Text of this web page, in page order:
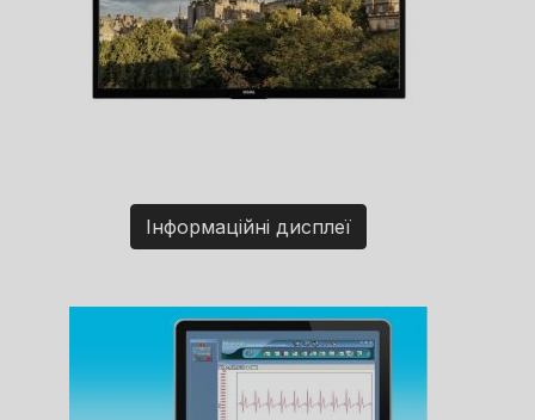
Інформаційні дисплеї